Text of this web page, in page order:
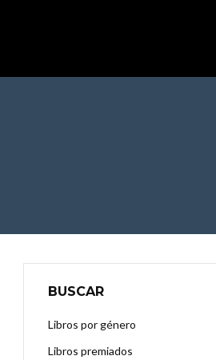
BUSCAR
Libros por género
Libros premiados